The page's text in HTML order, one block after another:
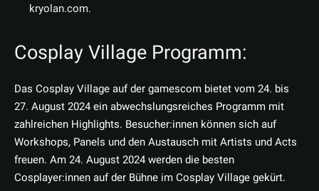
kryolan.com.
Cosplay Village Programm:
Das Cosplay Village auf der gamescom bietet vom 24. bis
27. August 2024 ein abwechslungsreiches Programm mit
zahlreichen Highlights. Besucher:innen können sich auf
Workshops, Panels und den Austausch mit Artists und Acts
freuen. Am 24. August 2024 werden die besten
Cosplayer:innen auf der Bühne im Cosplay Village gekürt.